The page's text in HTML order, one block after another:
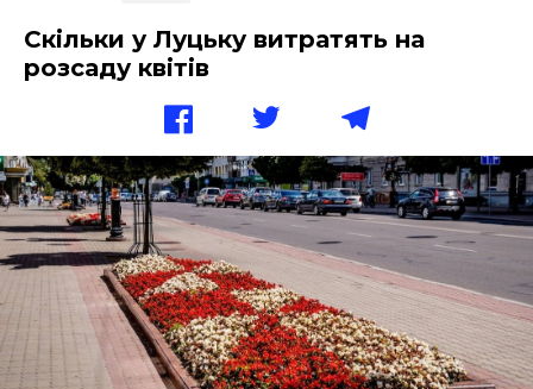
Скільки у Луцьку витратять на
розсаду квітів